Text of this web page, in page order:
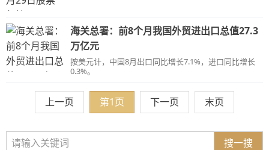
连板股表现强势。下跌方面，锂电池等赛道股集体调
整。总体上个股跌多涨少，两市超4400只个股下跌。沪
深两市成交额6472亿，较上个交易日缩量190亿。板块
方面，厨卫电器、燃气、银行等板块涨幅居前，小金
属、钠离子电池、TOPCON电池、航空发动机等板块跌
幅居前。板块上，首先来关注燃气板块。由于北溪天然
涨超33%，欧洲大陆天然气基准期货也涨超21%。受此
消息
海关总署：前8个月我国外贸进出口总值27.3
万亿元
按美元计，中国8月出口同比增长7.1%，进口同比增长
0.3%。
上一页 第1页 下一页 末页
搜一搜